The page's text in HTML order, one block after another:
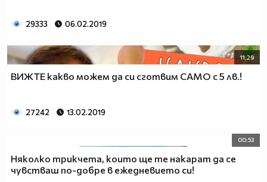
29333 06.02.2019
11:29
ВИЖТЕ какво можем да си сготвим САМО с 5 лв.!
27242 13.02.2019
00:53
Няколко трикчета, които ще те накарат да се
чувстваш по-добре в ежедневието си!